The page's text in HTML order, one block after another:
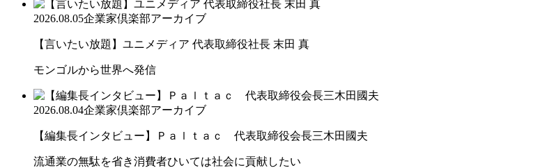
2026.08.05企業家倶楽部アーカイブ
【言いたい放題】ユニメディア 代表取締役社長 末田 真
モンゴルから世界へ発信
2026.08.04企業家倶楽部アーカイブ
【編集長インタビュー】Ｐａｌｔａｃ 代表取締役会長三木田國夫
流通業の無駄を省き消費者ひいては社会に貢献したい